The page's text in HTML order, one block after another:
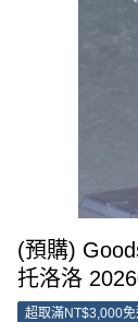
(預購)
托洛洛
超取滿NT$3,000免